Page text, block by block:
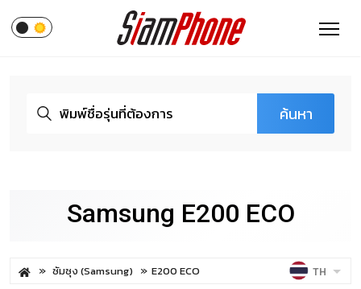
ค้นหา
Samsung E200 ECO
ซัมซุง (Samsung) E200 ECO TH